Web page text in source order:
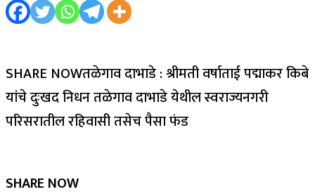
SHARE NOWतळेगाव दाभाडे : श्रीमती वर्षाताई पद्माकर किबे
यांचे दुःखद निधन तळेगाव दाभाडे येथील स्वराज्यनगरी
परिसरातील रहिवासी तसेच पैसा फंड
SHARE NOW